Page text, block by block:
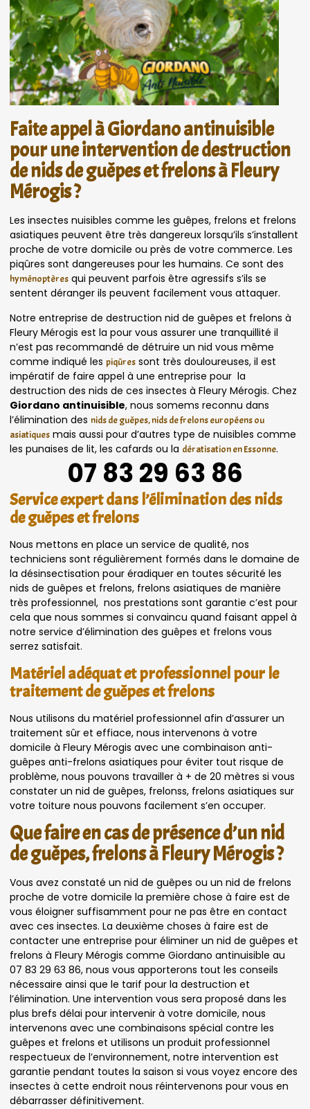
Faite appel à Giordano antinuisible
pour une intervention de destruction
de nids de guêpes et frelons à Fleury
Mérogis ?
Les insectes nuisibles comme les guêpes, frelons et frelons
asiatiques peuvent être très dangereux lorsqu’ils s’installent
proche de votre domicile ou près de votre commerce. Les
piqûres sont dangereuses pour les humains. Ce sont des
hyménoptères qui peuvent parfois être agressifs s’ils se
sentent déranger ils peuvent facilement vous attaquer.
Notre entreprise de destruction nid de guêpes et frelons à
Fleury Mérogis est la pour vous assurer une tranquillité il
n’est pas recommandé de détruire un nid vous même
comme indiqué les piqûres sont très douloureuses, il est
impératif de faire appel à une entreprise pour la
destruction des nids de ces insectes à Fleury Mérogis. Chez
Giordano antinuisible, nous somems reconnu dans
l’élimination des nids de guêpes, nids de frelons européens ou
asiatiques mais aussi pour d’autres type de nuisibles comme
les punaises de lit, les cafards ou la dératisation en Essonne.
07 83 29 63 86
Service expert dans l’élimination des nids
de guêpes et frelons
Nous mettons en place un service de qualité, nos
techniciens sont régulièrement formés dans le domaine de
la désinsectisation pour éradiquer en toutes sécurité les
nids de guêpes et frelons, frelons asiatiques de manière
très professionnel, nos prestations sont garantie c’est pour
cela que nous sommes si convaincu quand faisant appel à
notre service d’élimination des guêpes et frelons vous
serrez satisfait.
Matériel adéquat et professionnel pour le
traitement de guêpes et frelons
Nous utilisons du matériel professionnel afin d’assurer un
traitement sûr et effiace, nous intervenons à votre
domicile à Fleury Mérogis avec une combinaison anti-
guêpes anti-frelons asiatiques pour éviter tout risque de
problème, nous pouvons travailler à + de 20 mètres si vous
constater un nid de guêpes, frelonss, frelons asiatiques sur
votre toiture nous pouvons facilement s’en occuper.
Que faire en cas de présence d’un nid
de guêpes, frelons à Fleury Mérogis ?
Vous avez constaté un nid de guêpes ou un nid de frelons
proche de votre domicile la première chose à faire est de
vous éloigner suffisamment pour ne pas être en contact
avec ces insectes. La deuxième choses à faire est de
contacter une entreprise pour éliminer un nid de guêpes et
frelons à Fleury Mérogis comme Giordano antinuisible au
07 83 29 63 86, nous vous apporterons tout les conseils
nécessaire ainsi que le tarif pour la destruction et
l’élimination. Une intervention vous sera proposé dans les
plus brefs délai pour intervenir à votre domicile, nous
intervenons avec une combinaisons spécial contre les
guêpes et frelons et utilisons un produit professionnel
respectueux de l’environnement, notre intervention est
garantie pendant toutes la saison si vous voyez encore des
insectes à cette endroit nous réintervenons pour vous en
débarrasser définitivement.